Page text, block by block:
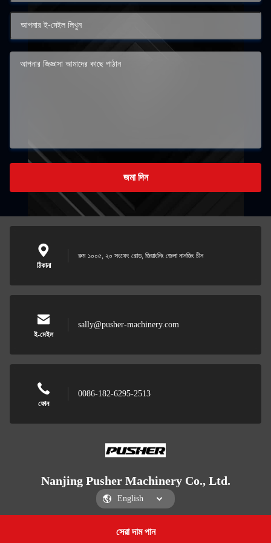
সেরা দাম পান
জমা দিন
ঠিকানা
রুম ১০০৫, ২০ সংফেং রোড, জিয়াংনিং জেলা নানজিং চীন
ই-মেইল
sally@pusher-machinery.com
ফোন
0086-182-6295-2513
Nanjing Pusher Machinery Co., Ltd.
Nanjing Pusher Machinery Co., Ltd.